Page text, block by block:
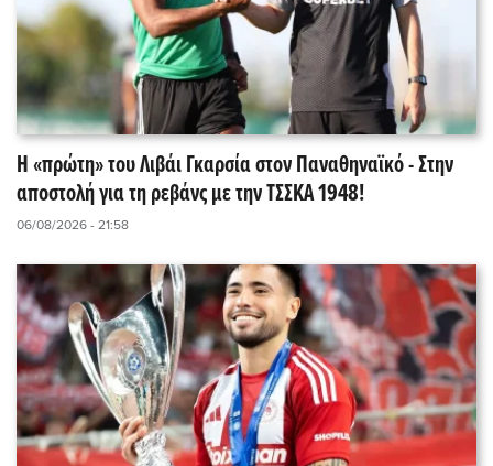
Η «πρώτη» του Λιβάι Γκαρσία στον Παναθηναϊκό - Στην
αποστολή για τη ρεβάνς με την ΤΣΣΚΑ 1948!
06/08/2026 - 21:58